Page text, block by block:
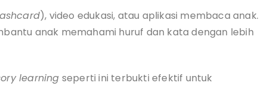
), video edukasi, atau aplikasi membaca anak.
anak memahami huruf dan kata dengan lebih
learning seperti ini terbukti efektif untuk